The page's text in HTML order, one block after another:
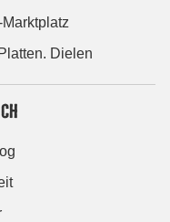
Dielen